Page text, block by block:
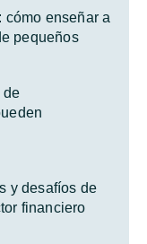
cómo enseñar a
pequeños
de
y desafíos de
financiero